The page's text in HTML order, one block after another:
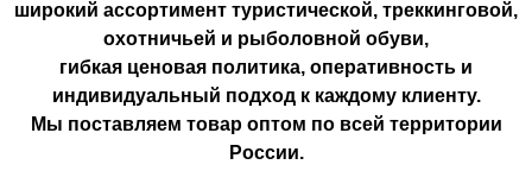
широкий ассортимент туристической, треккинговой,
охотничьей и рыболовной обуви,
гибкая ценовая политика, оперативность и
индивидуальный подход к каждому клиенту.
Мы поставляем товар оптом по всей территории
России.